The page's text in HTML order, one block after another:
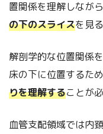
置関係を理解しなが
の下のスライスを見
解剖学的な位置関係
床の下に位置するた
りを理解することが
血管支配領域では内